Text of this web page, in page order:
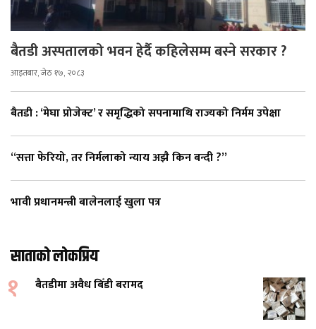
बैतडी अस्पतालको भवन हेर्दै कहिलेसम्म बस्ने सरकार ?
आइतबार, जेठ १७, २०८३
बैतडी : ‘मेघा प्रोजेक्ट’ र समृद्धिको सपनामाथि राज्यको निर्मम उपेक्षा
“सत्ता फेरियो, तर निर्मलाको न्याय अझै किन बन्दी ?”
भावी प्रधानमन्त्री बालेनलाई खुला पत्र
साताको लोकप्रिय
१ बैतडीमा अवैध बिँडी बरामद